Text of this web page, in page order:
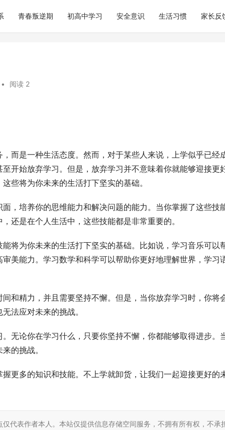
青春叛逆期 初高中学习 安全意识 生活习惯 家长反
• 阅读 2
而是一种生活态度。然而，对于某些人来说，上学似乎已经
开始放弃学习。但是，放弃学习并不意味着你就能够迎接更
些将为你未来的生活打下坚实的基础。
，培养你的思维能力和解决问题的能力。当你掌握了这些技
还是在个人生活中，这些技能都是非常重要的。
将为你未来的生活打下坚实的基础。比如说，学习音乐可以
美能力。学习数学和科学可以帮助你更好地理解世界，学习
和精力，并且需要坚持不懈。但是，当你放弃学习时，你将
法应对未来的挑战。
无论你在学习什么，只要你坚持不懈，你都能够取得进步。
的挑战。
更多的知识和技能。不上学就卸货，让我们一起迎接更好的
代表作者本人。本站仅提供信息存储空间服务，不拥有所有权，不承